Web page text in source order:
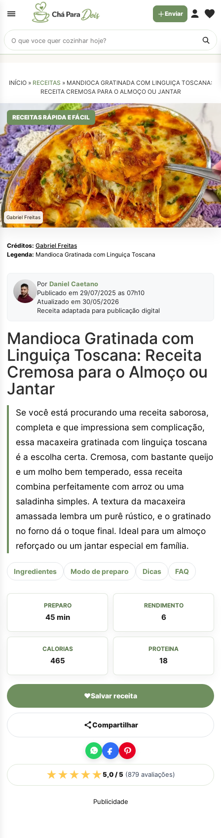
Buscar
receitas
Enviar
INÍCIO » RECEITAS » MANDIOCA GRATINADA COM LINGUIÇA TOSCANA:
RECEITA CREMOSA PARA O ALMOÇO OU JANTAR
RECEITAS RÁPIDA E FÁCIL
Gabriel Freitas
Créditos: Gabriel Freitas
Legenda: Mandioca Gratinada com Linguiça Toscana
Por Daniel Caetano
Publicado em 29/07/2025 as 07h10
Atualizado em 30/05/2026
Receita adaptada para publicação digital
Mandioca Gratinada com
Linguiça Toscana: Receita
Cremosa para o Almoço ou
Jantar
Se você está procurando uma receita saborosa,
completa e que impressiona sem complicação,
essa macaxeira gratinada com linguiça toscana
é a escolha certa. Cremosa, com bastante queijo
e um molho bem temperado, essa receita
combina perfeitamente com arroz ou uma
saladinha simples. A textura da macaxeira
amassada lembra um purê rústico, e o gratinado
no forno dá o toque final. Ideal para um almoço
reforçado ou um jantar especial em família.
Ingredientes Modo de preparo Dicas FAQ
PREPARO
45 min
RENDIMENTO
6
CALORIAS
465
PROTEINA
18
♥Salvar receita
Compartilhar
★★★★★5,0/ 5 (879 avaliações)
Publicidade